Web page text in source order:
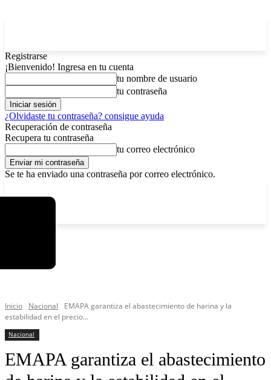
Registrarse
¡Bienvenido! Ingresa en tu cuenta
tu nombre de usuario
tu contraseña
¿Olvidaste tu contraseña? consigue ayuda
Recuperación de contraseña
Recupera tu contraseña
tu correo electrónico
Se te ha enviado una contraseña por correo electrónico.
Inicio Nacional
EMAPA garantiza el abastecimiento de harina y la
estabilidad en el precio...
Nacional
EMAPA garantiza el abastecimiento